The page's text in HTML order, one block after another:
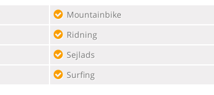
Mountainbike
Ridning
Sejlads
Surfing